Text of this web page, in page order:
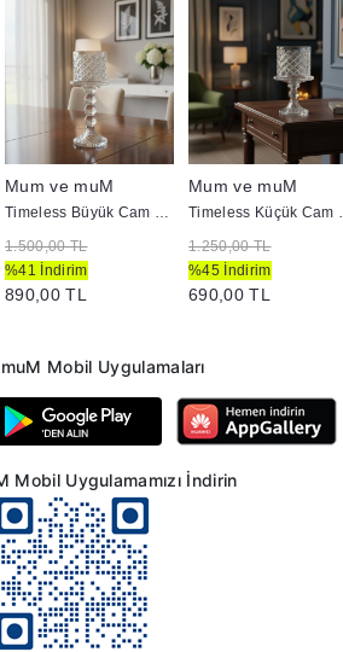
Mum ve muM
Timeless Büyük Cam Mumluk
1.500,00 TL
%41 İndirim
890,00 TL
Mum ve muM
1.250,00 TL
%45 İndirim
690,00 TL
Mobil Uygulamaları
Mobil Uygulamamızı İndirin